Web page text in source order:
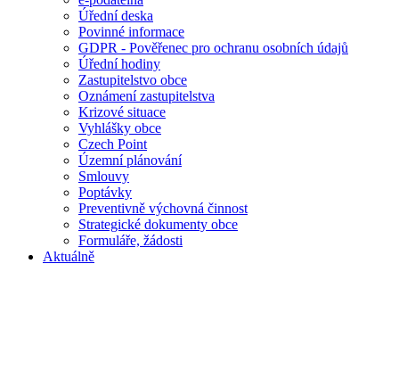
Úřední deska
Povinné informace
GDPR - Pověřenec pro ochranu osobních údajů
Úřední hodiny
Zastupitelstvo obce
Oznámení zastupitelstva
Krizové situace
Vyhlášky obce
Czech Point
Územní plánování
Smlouvy
Poptávky
Preventivně výchovná činnost
Strategické dokumenty obce
Formuláře, žádosti
Aktuálně